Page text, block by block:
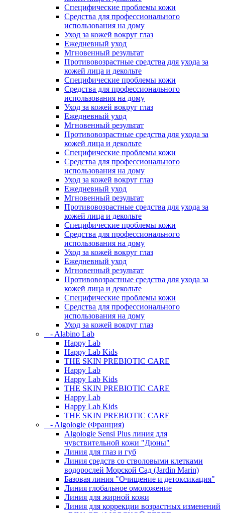
Специфические проблемы кожи
Средства для профессионального
использования на дому
Уход за кожей вокруг глаз
Ежедневный уход
Мгновенный результат
Противовозрастные средства для ухода за
кожей лица и декольте
Специфические проблемы кожи
Средства для профессионального
использования на дому
Уход за кожей вокруг глаз
Ежедневный уход
Мгновенный результат
Противовозрастные средства для ухода за
кожей лица и декольте
Специфические проблемы кожи
Средства для профессионального
использования на дому
Уход за кожей вокруг глаз
Ежедневный уход
Мгновенный результат
Противовозрастные средства для ухода за
кожей лица и декольте
Специфические проблемы кожи
Средства для профессионального
использования на дому
Уход за кожей вокруг глаз
Ежедневный уход
Мгновенный результат
Противовозрастные средства для ухода за
кожей лица и декольте
Специфические проблемы кожи
Средства для профессионального
использования на дому
Уход за кожей вокруг глаз
- Alabino Lab
Happy Lab
Happy Lab Kids
THE SKIN PREBIOTIC CARE
Happy Lab
Happy Lab Kids
THE SKIN PREBIOTIC CARE
Happy Lab
Happy Lab Kids
THE SKIN PREBIOTIC CARE
- Algologie (Франция)
Algologie Sensi Plus линия для
чувcтвительной кожи "Дюны"
Линия для глаз и губ
Линия средств со стволовыми клетками
водорослей Морской Сад (Jardin Marin)
Базовая линия "Очищение и детоксикация"
Линия глобальное омоложение
Линия для жирной кожи
Линия для коррекции возрастных изменений